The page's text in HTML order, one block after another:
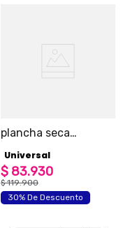
plancha seca
niveles de
temperatura
Universal
$ 83.930
$ 119.900
30% De Descuento